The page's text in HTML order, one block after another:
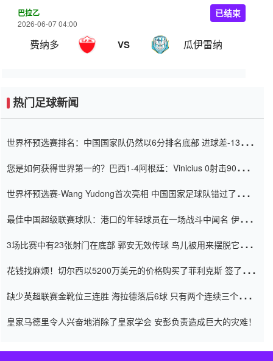
巴拉乙
2026-06-07 04:00
费纳多 VS 瓜伊雷纳
已结束
热门足球新闻
世界杯预选赛排名：中国国家队仍然以6分排名底部 进球差-13令人
您是如何获得世界第一的？巴西1-4阿根廷：Vinicius 0射击90分钟
世界杯预选赛-Wang Yudong首次亮相 中国国家足球队错过了世界
最佳中国超级联赛球队：港口的年轻球员在一场战斗中闻名 伊万放
3场比赛中有23张射门在底部 郭安无效传球 鸟儿被用来摆脱它
花钱找麻烦！切尔西以5200万美元的价格购买了菲利克斯 签了7年
缺少英超联赛金靴位三连胜 海拉德落后6球 只有两个连续三个连续
皇家马德里令人兴奋地消除了皇家学会 安彭负责造成巨大的灾难！